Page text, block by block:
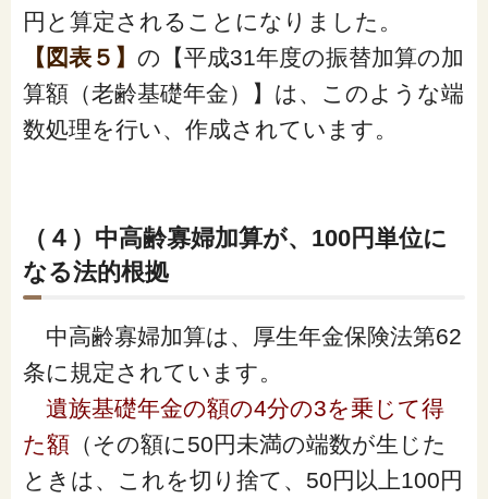
円と算定されることになりました。
【図表５】 の【平成31年度の振替加算の加
算額（老齢基礎年金）】は、このような端
数処理を行い、作成されています。
（４）中高齢寡婦加算が、100円単位に
なる法的根拠
中高齢寡婦加算は、厚生年金保険法第62
条に規定されています。
遺族基礎年金の額の4分の3を乗じて得
た額（その額に50円未満の端数が生じた
ときは、これを切り捨て、50円以上100円